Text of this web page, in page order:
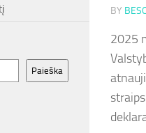
BY
2025
Paieška